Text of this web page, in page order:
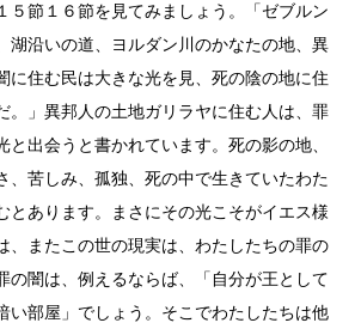
５節１６節を見てみましょう。「ゼブルン
湖沿いの道、ヨルダン川のかなたの地、異
に住む民は大きな光を見、死の陰の地に住
。」異邦人の土地ガリラヤに住む人は、罪
と出会うと書かれています。死の影の地、
、苦しみ、孤独、死の中で生きていたわた
とあります。まさにその光こそがイエス様
、またこの世の現実は、わたしたちの罪の
の闇は、例えるならば、「自分が王として
い部屋」でしょう。そこでわたしたちは他